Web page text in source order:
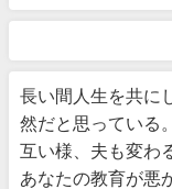
長い間人生を共に
然だと思っている
互い様、夫も変わ
あなたの教育が悪